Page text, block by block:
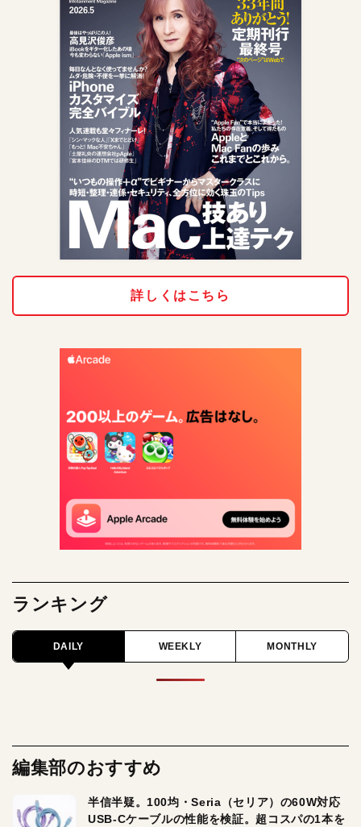
詳しくはこちら
ランキング
DAILY WEEKLY MONTHLY
編集部のおすすめ
半信半疑。100均・Seria（セリア）の60W対応
USB-Cケーブルの性能を検証。超コスパの1本を